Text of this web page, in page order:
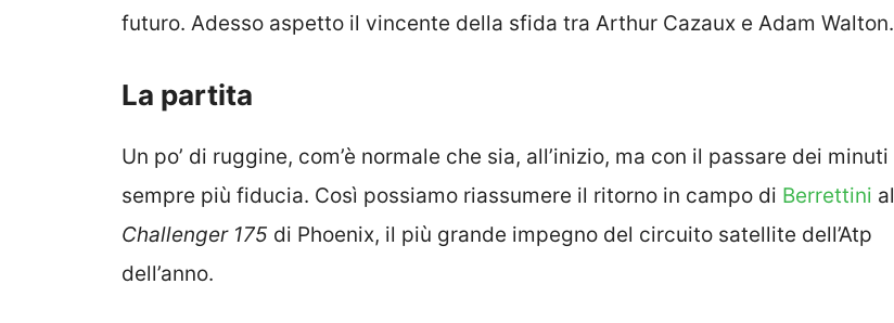
futuro. Adesso aspetto il vincente della sfida tra Arthur Cazaux e Adam Walton.
La partita
Un po’ di ruggine, com’è normale che sia, all’inizio, ma con il passare dei minuti
sempre più fiducia. Così possiamo riassumere il ritorno in campo di Berrettini al
Challenger 175 di Phoenix, il più grande impegno del circuito satellite dell’Atp
dell’anno.